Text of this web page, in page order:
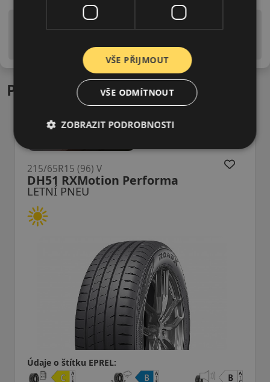
Upozornění! Hodnoty na štítku jsou pouze
is EU štítky ve smyslu dosud platné (předchozí) legislativy.
Podobné produkty
LETNÍ PNEU
DH51 RXMotion Performa
215/65R15 (96) V
Údaje o štítku EPREL:
VŠE PŘIJMOUT
VŠE ODMÍTNOUT
ZOBRAZIT PODROBNOSTI